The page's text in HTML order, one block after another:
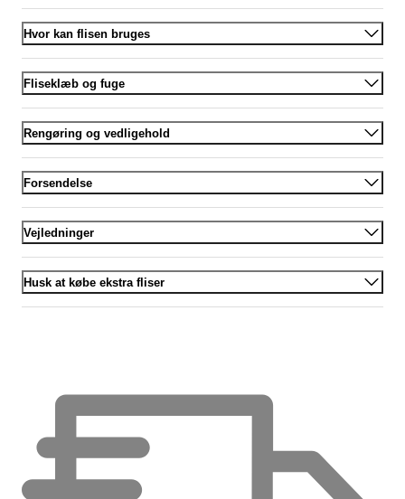
Hvor kan flisen bruges
Fliseklæb og fuge
Rengøring og vedligehold
Forsendelse
Vejledninger
Husk at købe ekstra fliser